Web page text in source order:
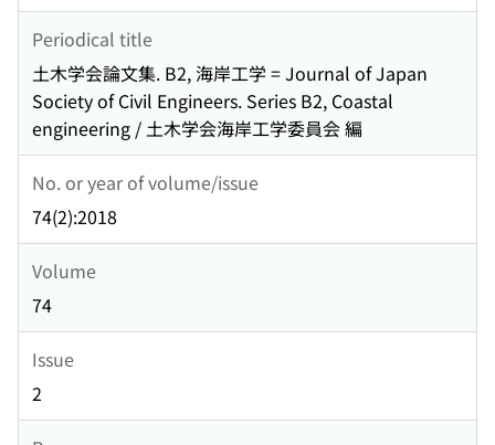
Periodical title
土木学会論文集. B2, 海岸工学 = Journal of Japan
Society of Civil Engineers. Series B2, Coastal
engineering / 土木学会海岸工学委員会 編
No. or year of volume/issue
74(2):2018
Volume
74
Issue
2